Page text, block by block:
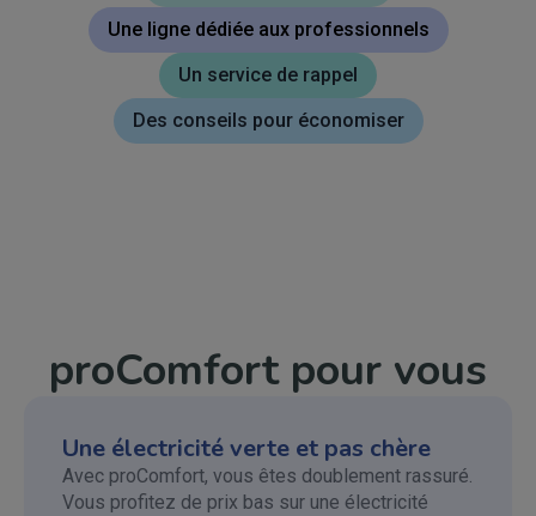
Une ligne dédiée aux professionnels
Un service de rappel
Des conseils pour économiser
proComfort pour vous
Une électricité verte et pas chère
Avec proComfort, vous êtes doublement rassuré.
Vous profitez de prix bas sur une électricité